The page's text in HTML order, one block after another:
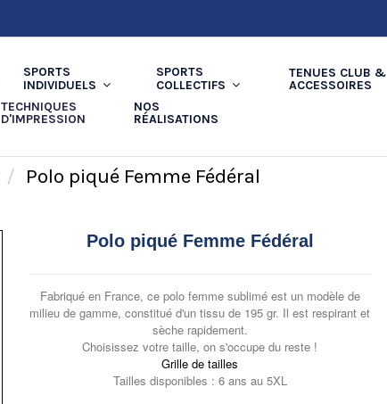
SPORTS
INDIVIDUELS
SPORTS
COLLECTIFS
TENUES CLUB &
ACCESSOIRES
TECHNIQUES
D'IMPRESSION
NOS
RÉALISATIONS
Polo piqué Femme Fédéral
Polo piqué Femme Fédéral
Fabriqué en France, ce polo femme sublimé est un modèle de
milieu de gamme, constitué d'un tissu de 195 gr. Il est respirant et
sèche rapidement.
Choisissez votre taille, on s'occupe du reste !
Grille de tailles
Tailles disponibles : 6 ans au 5XL